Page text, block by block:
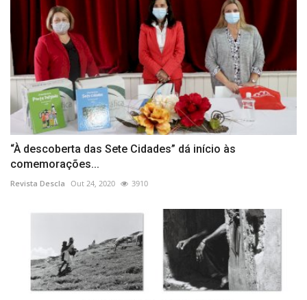
“À descoberta das Sete Cidades” dá início às
comemorações...
Revista Descla Out 24, 2020 3910